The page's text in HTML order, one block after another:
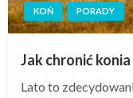
KOŃ PORADY
Jak chronić konia
Lato to